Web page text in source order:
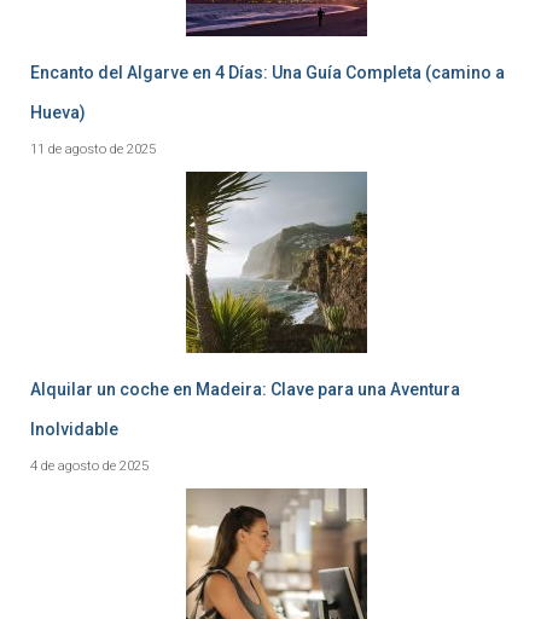
Encanto del Algarve en 4 Días: Una Guía Completa (camino a
Hueva)
11 de agosto de 2025
Alquilar un coche en Madeira: Clave para una Aventura
Inolvidable
4 de agosto de 2025